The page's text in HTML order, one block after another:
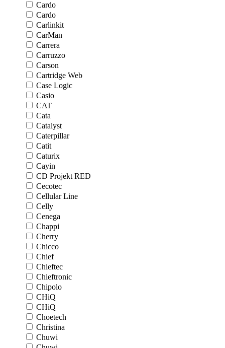
Cardo
Cardo
Carlinkit
CarMan
Carrera
Carruzzo
Carson
Cartridge Web
Case Logic
Casio
CAT
Cata
Catalyst
Caterpillar
Catit
Caturix
Cayin
CD Projekt RED
Cecotec
Cellular Line
Celly
Cenega
Chappi
Cherry
Chicco
Chief
Chieftec
Chieftronic
Chipolo
CHiQ
CHiQ
Choetech
Christina
Chuwi